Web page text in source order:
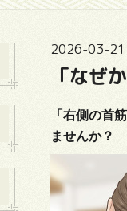
2026-03-
「なぜ
「右側の首
ませんか？